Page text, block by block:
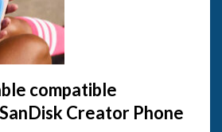
compatible
Creator Phone